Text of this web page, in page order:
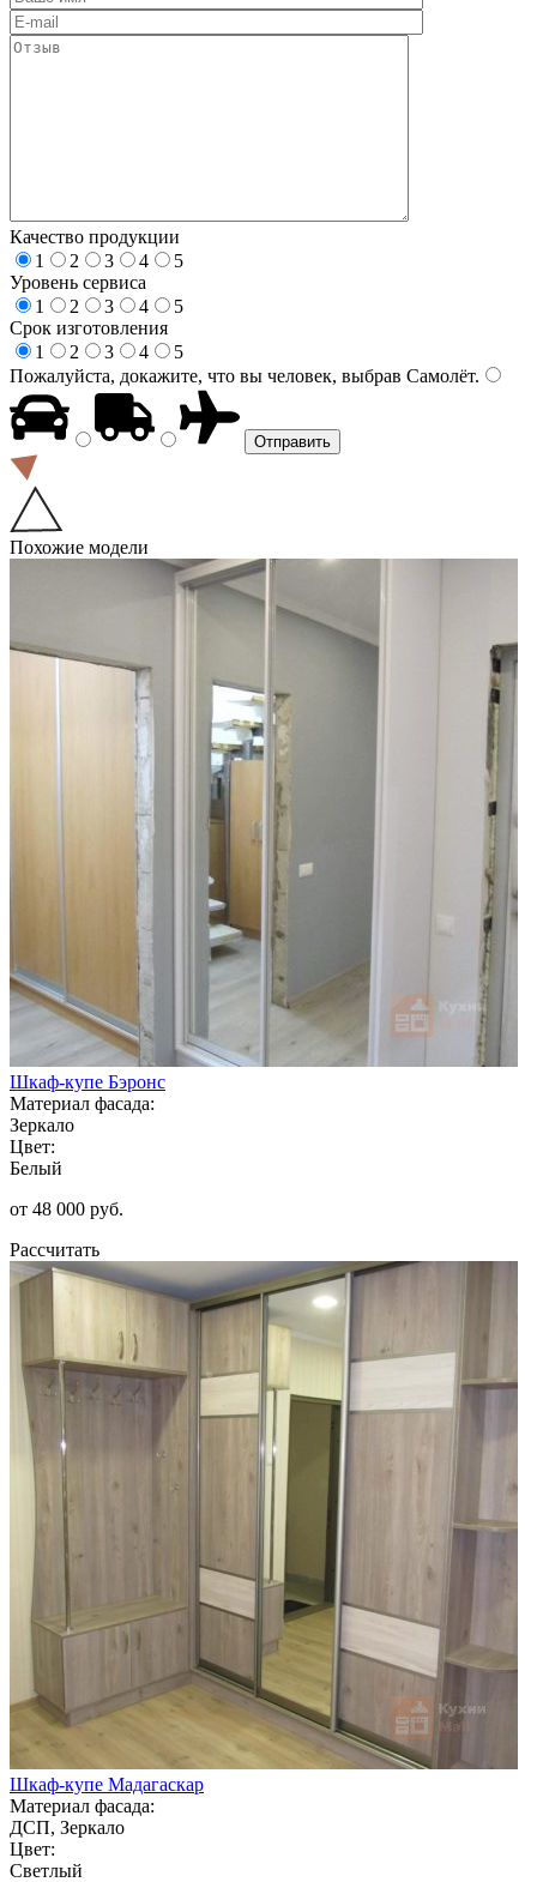
Качество продукции
1
2 3 4
5
Уровень сервиса
1
2 3 4
5
Срок изготовления
1
2 3 4
5
Пожалуйста, докажите, что вы человек, выбрав Самолёт.
Похожие модели
Шкаф-купе Бэронс
Материал фасада:
Зеркало
Цвет:
Белый
от 48 000 руб.
Рассчитать
Шкаф-купе Мадагаскар
Материал фасада:
ДСП, Зеркало
Цвет:
Светлый